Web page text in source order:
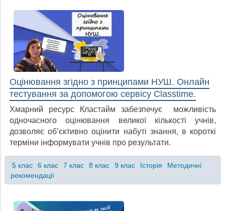
Оцінювання згідно з принципами НУШ. Онлайн
тестування за допомогою сервісу Classtime.
Хмарний ресурс Кластайм забезпечує можливість
одночасного оцінювання великої кількості учнів,
дозволяє об’єктивно оцінити набуті знання, в короткі
терміни інформувати учнів про результати.
5 клас 6 клас 7 клас 8 клас 9 клас Історія
Методичні
рекомендації